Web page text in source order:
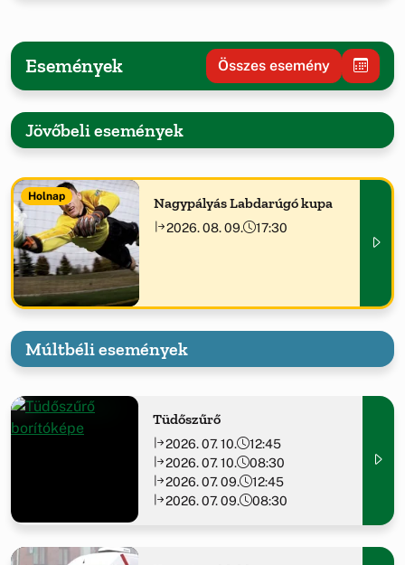
Események Összes esemény
Jövőbeli események
Holnap Nagypályás Labdarúgó kupa
2026. 08. 09. 17:30
Múltbéli események
Tüdőszűrő
2026. 07. 10.
12:45
2026. 07. 10.
08:30
2026. 07. 09.
12:45
2026. 07. 09.
08:30